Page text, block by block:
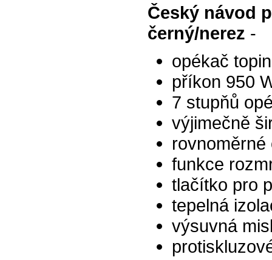
Český návod
černý/nerez -
opékač
příkon 950
7 stupňů
výjimečně
funkce
tlačítko pro
tepelná
výsuvná